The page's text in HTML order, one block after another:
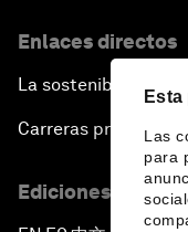
Las
para
Enlaces directos
La sostenibilidad en
Carreras
Ediciones en